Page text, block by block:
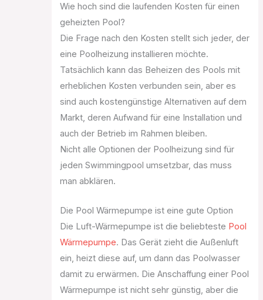
Wie hoch sind die laufenden Kosten für einen
geheizten Pool?
Die Frage nach den Kosten stellt sich jeder, der
eine Poolheizung installieren möchte.
Tatsächlich kann das Beheizen des Pools mit
erheblichen Kosten verbunden sein, aber es
sind auch kostengünstige Alternativen auf dem
Markt, deren Aufwand für eine Installation und
auch der Betrieb im Rahmen bleiben.
Nicht alle Optionen der Poolheizung sind für
jeden Swimmingpool umsetzbar, das muss
man abklären.
Die Pool Wärmepumpe ist eine gute Option
Die Luft-Wärmepumpe ist die beliebteste Pool
Wärmepumpe. Das Gerät zieht die Außenluft
ein, heizt diese auf, um dann das Poolwasser
damit zu erwärmen. Die Anschaffung einer Pool
Wärmepumpe ist nicht sehr günstig, aber die